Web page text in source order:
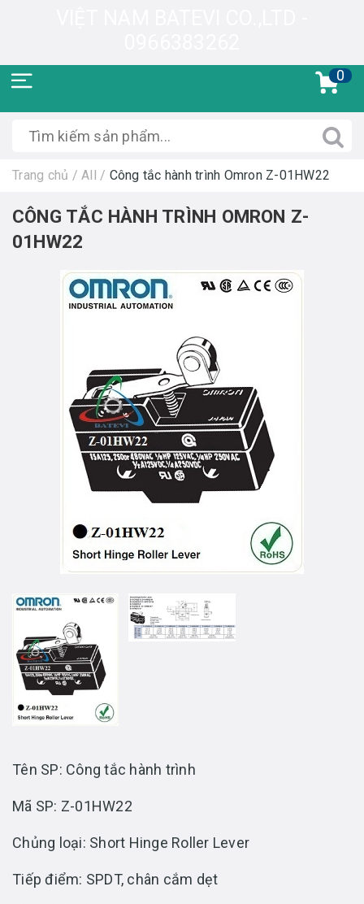
0
Trang chủ / All / Công tắc hành trình Omron Z-01HW22
CÔNG TẮC HÀNH TRÌNH OMRON Z-
01HW22
Tên SP: Công tắc hành trình
Mã SP: Z-01HW22
Chủng loại: Short Hinge Roller Lever
Tiếp điểm: SPDT, chân cắm dẹt